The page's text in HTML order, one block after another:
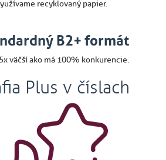
recyklovaný papier.
B2+ formát
väčší ako má 100% konkurencie.
Plus v číslach